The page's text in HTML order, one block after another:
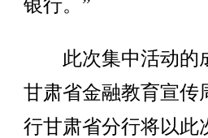
银行。”
此次集中活动的
甘肃省金融教育宣传
行甘肃省分行将以此